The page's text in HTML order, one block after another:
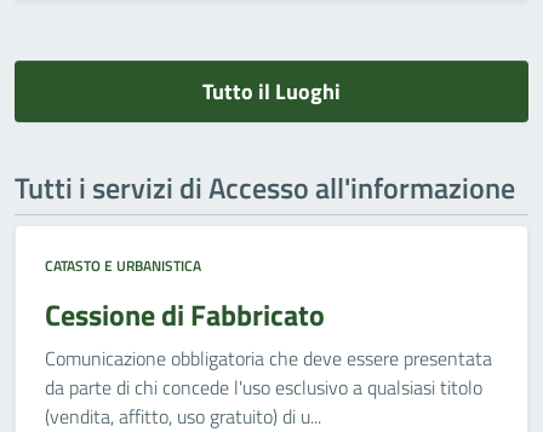
Tutto il Luoghi
Tutti i servizi di Accesso all'informazione
CATASTO E URBANISTICA
Cessione di Fabbricato
Comunicazione obbligatoria che deve essere presentata
da parte di chi concede l'uso esclusivo a qualsiasi titolo
(vendita, affitto, uso gratuito) di u...